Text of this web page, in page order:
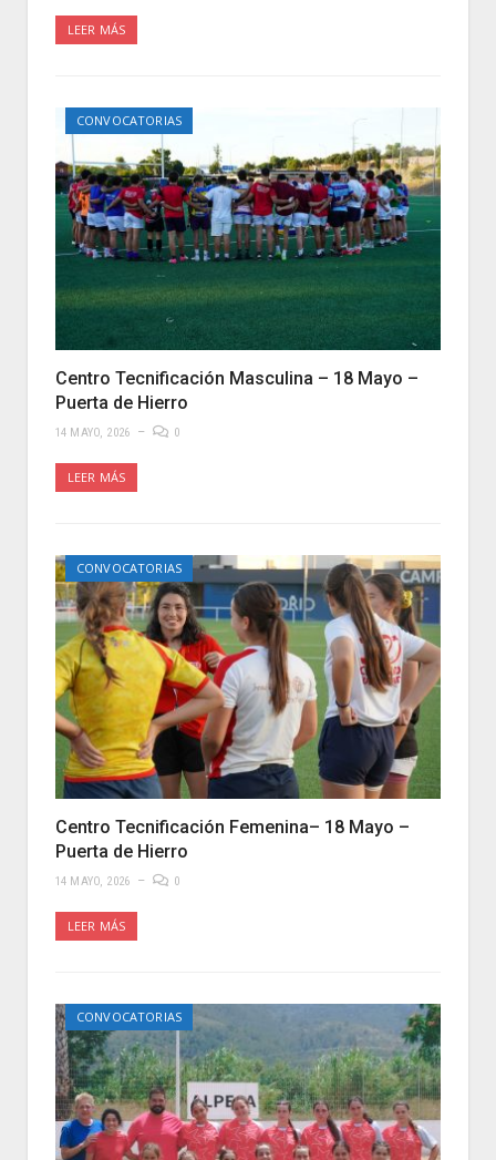
LEER MÁS
CONVOCATORIAS
Centro Tecnificación Masculina – 18 Mayo –
Puerta de Hierro
14 MAYO, 2026 0
LEER MÁS
CONVOCATORIAS
Centro Tecnificación Femenina– 18 Mayo –
Puerta de Hierro
14 MAYO, 2026 0
LEER MÁS
CONVOCATORIAS